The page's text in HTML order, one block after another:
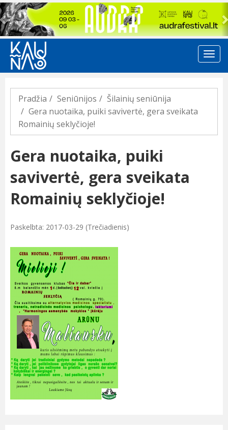
Previous
Pradžia Seniūnijos
Šilainių seniūnija
Gera nuotaika, puiki savivertė, gera sveikata
Romainių seklyčioje!
Gera nuotaika, puiki
savivertė, gera sveikata
Romainių seklyčioje!
Paskelbta: 2017-03-29 (Trečiadienis)